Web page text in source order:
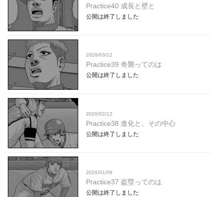
Practice40 成長と壁と
公開は終了しました
2026/03/12
Practice39 奇襲ってのは
公開は終了しました
2026/02/12
Practice38 進化と、その中心
公開は終了しました
2026/01/09
Practice37 盗塁ってのは
公開は終了しました